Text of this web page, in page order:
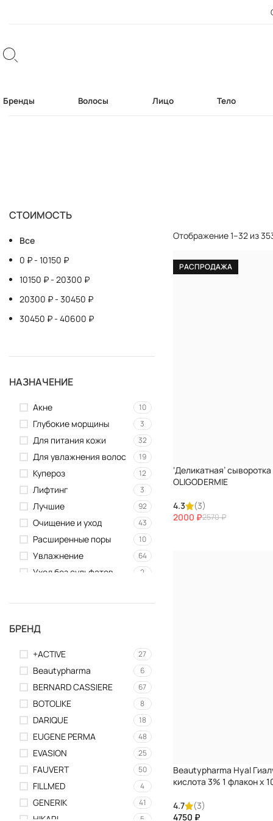
Бренды Волосы Лицо Тело
СТОИМОСТЬ
Все
0 ₽- 10150 ₽
10150 ₽- 20300 ₽
20300 ₽- 30450 ₽
30450 ₽- 40600 ₽
НАЗНАЧЕНИЕ
Акне 10
Глубокие морщины 3
Для питания кожи 32
Для увлажнения волос 19
Купероз 12
Лифтинг 3
Лучшие 92
Очищение и уход 43
Расширенные поры 10
Увлажнение 64
Уход без сульфатов 2
Восстановление кожи 9
структуры волос
Для выпрямления
волос
1
Для жирной кожи 3
Для коррекции тона
5
Для коррекции цвета
волос
2
Для массажа 3
Для окрашенных волос 15
Для осветления
7
БРЕНД
+ACTIVE 27
Beautypharma 6
BERNARD CASSIERE 67
BOTOLIKE 8
DARIQUE 18
EUGENE PERMA 48
EVASION 25
FAUVERT 50
FILLMED 4
GENERIK 41
5
Отображение 1–32 из
РАСПРОДАЖА
‘Деликатная’ сыворотка
OLIGODERMIE
4.3 (3)
2570₽
2000 ₽
Beautypharma Hyal
кислота 3% 1 флакон х
4.7
(3)
₽